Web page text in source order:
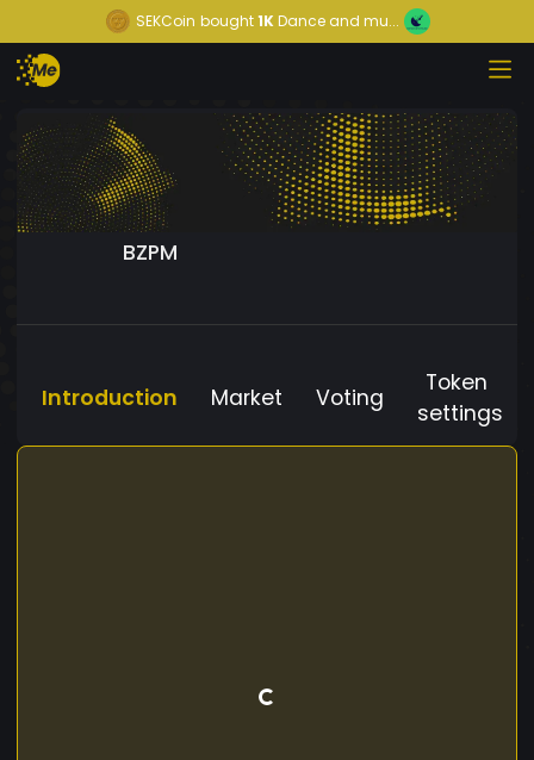
SEKCoin bought1KDance and mu...
BZPM
Introduction Market Voting
Token
settings